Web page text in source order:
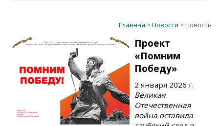
Главная >Новости > Новость
Проект
«Помним
Победу»
2 января 2026 г.
Великая
Отечественная
война оставила